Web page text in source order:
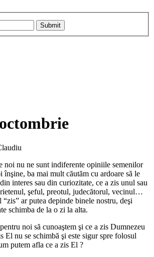
Submit
noi nu ne sunt indiferente opiniile semenilor
ba mai mult căutăm cu ardoare să le
interes sau din curiozitate, ce a zis unul sau
şeful, preotul, judecătorul, vecinul…
ar putea depinde binele nostru, deşi
schimba de la o zi la alta.
noi să cunoaştem şi ce a zis Dumnezeu
El nu se schimbă şi este sigur spre folosul
putem afla ce a zis El ?